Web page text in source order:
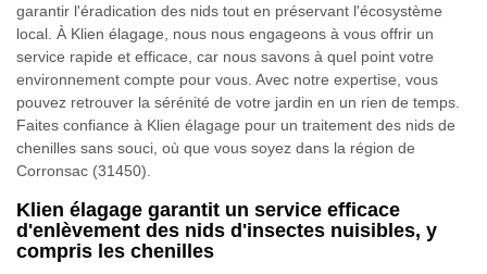
garantir l'éradication des nids tout en préservant l'écosystème
local. À Klien élagage, nous nous engageons à vous offrir un
service rapide et efficace, car nous savons à quel point votre
environnement compte pour vous. Avec notre expertise, vous
pouvez retrouver la sérénité de votre jardin en un rien de temps.
Faites confiance à Klien élagage pour un traitement des nids de
chenilles sans souci, où que vous soyez dans la région de
Corronsac (31450).
Klien élagage garantit un service efficace
d'enlèvement des nids d'insectes nuisibles, y
compris les chenilles